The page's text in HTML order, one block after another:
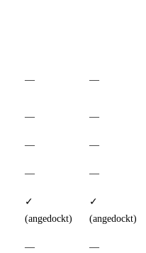
— —
— —
— —
— —
✓
(angedockt)
✓
(angedockt)
— —